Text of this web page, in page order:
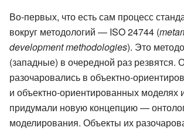
Во-первых, что есть сам процесс
вокруг методологий — ISO 24744 (
development methodologies). Это
(западные) в очередной раз резвятся.
разочаровались в объектно-
и объектно-ориентированных моделях
придумали новую концепцию —
моделирования. Объекты их